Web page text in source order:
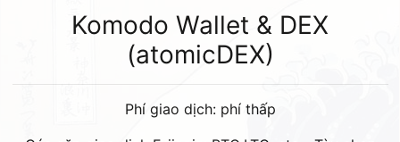
Komodo Wallet & DEX
(atomicDEX)
Phí giao dịch: phí thấp